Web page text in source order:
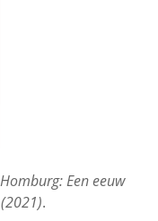
Een eeuw
.